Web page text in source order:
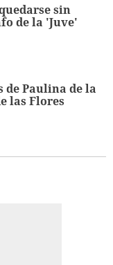
sin
de la 'Juve'
de Paulina de la
las Flores